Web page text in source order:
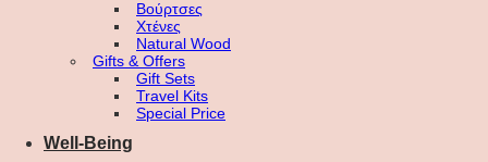
Βούρτσες
Χτένες
Natural Wood
Gifts & Offers
Gift Sets
Travel Kits
Special Price
Well-Being